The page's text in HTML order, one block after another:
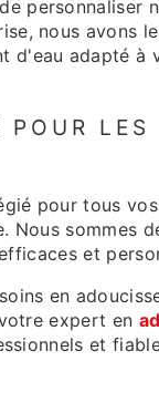
personnaliser
nous avons
d'eau adapté à
POUR LES
pour tous
Nous sommes
et
en
expert en
et